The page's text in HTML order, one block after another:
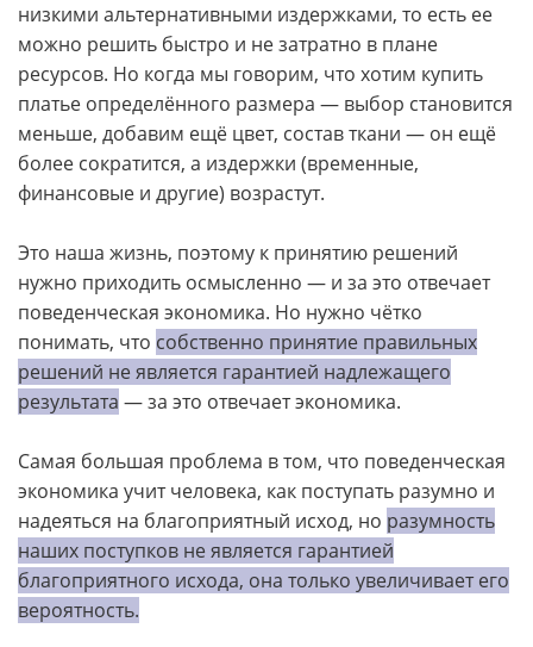
низкими альтернативными издержками, то есть ее
можно решить быстро и не затратно в плане
ресурсов. Но когда мы говорим, что хотим купить
платье определённого размера — выбор становится
меньше, добавим ещё цвет, состав ткани — он ещё
более сократится, а издержки (временные,
финансовые и другие) возрастут.
Это наша жизнь, поэтому к принятию решений
нужно приходить осмысленно — и за это отвечает
поведенческая экономика. Но нужно чётко
понимать, что собственно принятие правильных
решений не является гарантией надлежащего
результата — за это отвечает экономика.
Самая большая проблема в том, что поведенческая
экономика учит человека, как поступать разумно и
надеяться на благоприятный исход, но разумность
наших поступков не является гарантией
благоприятного исхода, она только увеличивает его
вероятность.